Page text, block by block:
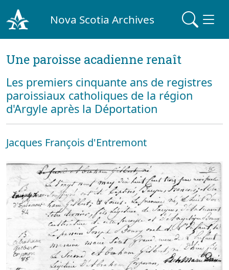
Nova Scotia Archives
Une paroisse acadienne renaît
Les premiers cinquante ans de registres
paroissiaux catholiques de la région
d'Argyle après la Déportation
Jacques François d'Entremont